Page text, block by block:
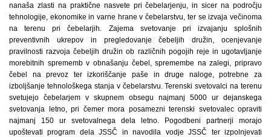
nanaša zlasti na praktične nasvete pri čebelarjenju, in sicer na področju
tehnologije, ekonomike in varne hrane v čebelarstvu, ter se izvaja večinoma
na terenu pri čebelarjih. Zajema svetovanje pri izvajanju splošnih
preventivnih ukrepov in pregledovanje čebeljih družin, ocenjevanje
pravilnosti razvoja čebeljih družin ob različnih pogojih reje in ugotavljanje
morebitnih sprememb v obnašanju čebel, spremembe na zalegi, pripravo
čebel na prevoz ter izkoriščanje paše in druge naloge, potrebne za
izboljšanje tehnološkega stanja v čebelarstvu. Terenski svetovalci na terenu
svetujejo čebelarjem v skupnem obsegu najmanj 5000 ur dejanskega
svetovanja letno, pri čemer mora posamezni terenski svetovalec opraviti
najmanj 150 ur svetovalnega dela letno. Pogodbeni partnerji morajo
upoštevati program dela JSSČ in navodila vodje JSSČ ter izpolnjevati